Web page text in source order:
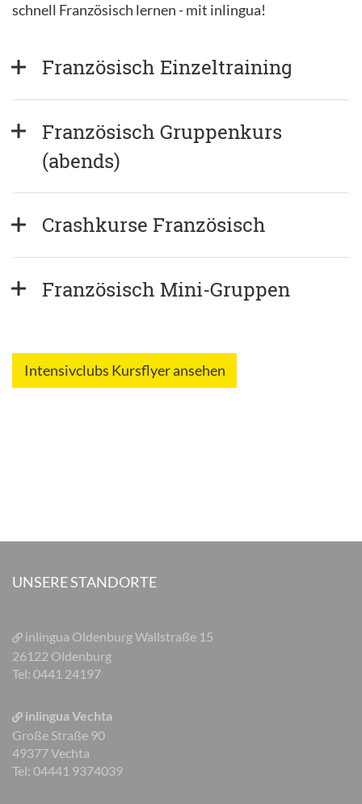
schnell Französisch lernen - mit inlingua!
Französisch Einzeltraining
Französisch Gruppenkurs
(abends)
Crashkurse Französisch
Französisch Mini-Gruppen
Intensivclubs Kursflyer ansehen
UNSERE STANDORTE
inlingua OldenburgWallstraße 15
26122 Oldenburg
Tel: 0441 24197
inlingua Vechta
Große Straße 90
49377 Vechta
Tel: 04441 9374039